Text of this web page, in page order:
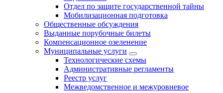
Отдел по защите государственной тайны
Мобилизационная подготовка
Общественные обсуждения
Выданные порубочные билеты
Компенсационное озеленение
Муниципальные услуги
Технологические схемы
Административные регламенты
Реестр услуг
Межведомственное и межуровневое